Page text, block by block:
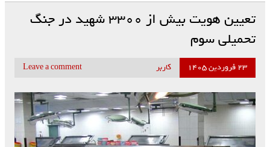
تعیین هویت بیش از ۳۳۰۰ شهید در جنگ
تحمیلی سوم
۲۳ فروردین ۱۴۰۵ کاربر Leave a comment